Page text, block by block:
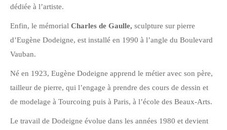
dédiée à l’artiste.
Enfin, le mémorial Charles de Gaulle, sculpture sur pierre
d’Eugène Dodeigne, est installé en 1990 à l’angle du Boulevard
Vauban.
Né en 1923, Eugène Dodeigne apprend le métier avec son père,
tailleur de pierre, qui l’engage à prendre des cours de dessin et
de modelage à Tourcoing puis à Paris, à l’école des Beaux-Arts.
Le travail de Dodeigne évolue dans les années 1980 et devient